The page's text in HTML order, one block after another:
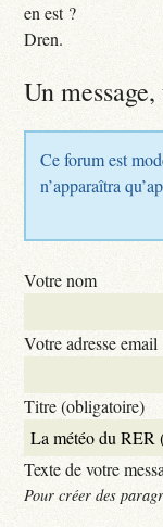
en est ?
Dren.
Un
Ce forum est
n’apparaîtra
Votre nom
Votre adresse email
Titre (obligatoire)
Texte de votre
Pour créer des